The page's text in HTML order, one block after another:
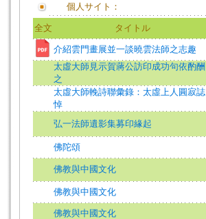
個人サイト：
全文 タイトル
介紹雲門畫展並一談曉雲法師之志趣
太虛大師見示賀蔣公訪印成功句依酌酬
之
太虛大師輓詩聯彙錄：太虛上人圓寂誌
悼
弘一法師遺影集募印緣起
佛陀頌
佛教與中國文化
佛教與中國文化
佛教與中國文化